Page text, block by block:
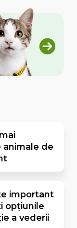
animale de
important
opțiunile
a vederii